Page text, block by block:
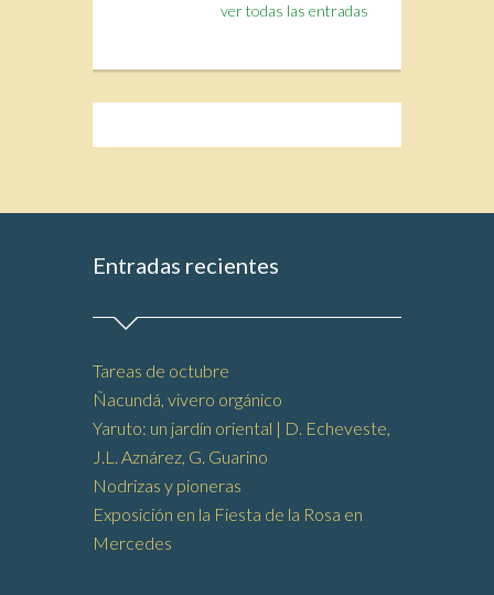
ver todas las entradas
Entradas recientes
Tareas de octubre
Ñacundá, vivero orgánico
Yaruto: un jardín oriental | D. Echeveste,
J.L. Aznárez, G. Guarino
Nodrizas y pioneras
Exposición en la Fiesta de la Rosa en
Mercedes